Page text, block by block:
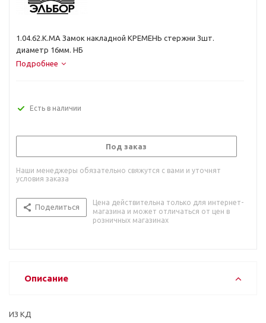
1.04.62.К.МА Замок накладной КРЕМЕНЬ стержни 3шт.
диаметр 16мм. НБ
Подробнее
Есть в наличии
Под заказ
Наши менеджеры обязательно свяжутся с вами и уточнят
условия заказа
Поделиться
Цена действительна только для интернет-
магазина и может отличаться от цен в
розничных магазинах
Описание
ИЗ КД